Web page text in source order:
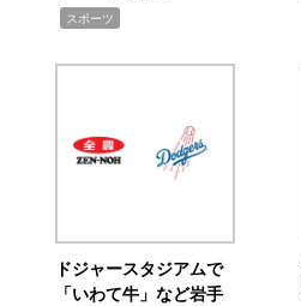
スポーツ
ドジャースタジアムで
「いわて牛」など岩手